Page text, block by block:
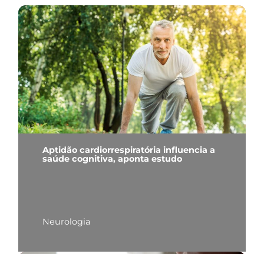
Aptidão cardiorrespiratória influencia a
saúde cognitiva, aponta estudo
Neurologia